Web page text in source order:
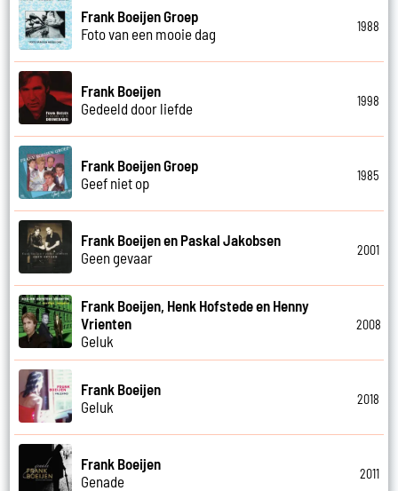
Frank Boeijen Groep
Foto van een mooie dag
1988
Frank Boeijen
Gedeeld door liefde
1998
Frank Boeijen Groep
Geef niet op
1985
Frank Boeijen en Paskal Jakobsen
Geen gevaar
2001
Frank Boeijen, Henk Hofstede en Henny
Vrienten
Geluk
2008
Frank Boeijen
Geluk
2018
Frank Boeijen
Genade
2011